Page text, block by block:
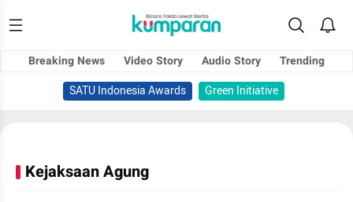
Breaking News Video Story Audio Story
Trending
SATU Indonesia Awards
Green Initiative
Kejaksaan Agung